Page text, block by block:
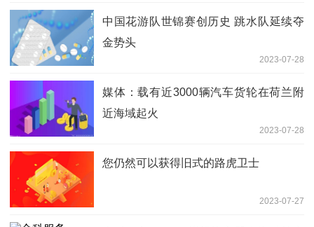
中国花游队世锦赛创历史 跳水队延续夺
金势头
2023-07-28
媒体：载有近3000辆汽车货轮在荷兰附
近海域起火
2023-07-28
您仍然可以获得旧式的路虎卫士
2023-07-27